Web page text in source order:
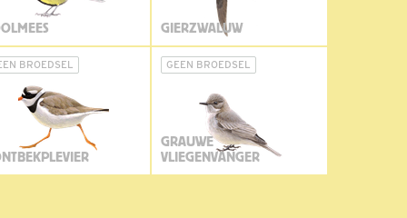
GIERZWALUW
BROEDSEL GEEN BROEDSEL
GRAUWE
VLIEGENVANGER